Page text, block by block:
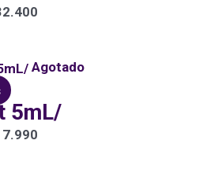
Agotado
5mL/
El
actual